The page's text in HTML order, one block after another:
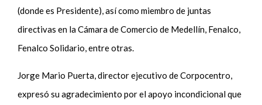
(donde es Presidente), así como miembro de juntas
directivas en la Cámara de Comercio de Medellín, Fenalco,
Fenalco Solidario, entre otras.
Jorge Mario Puerta, director ejecutivo de Corpocentro,
expresó su agradecimiento por el apoyo incondicional que